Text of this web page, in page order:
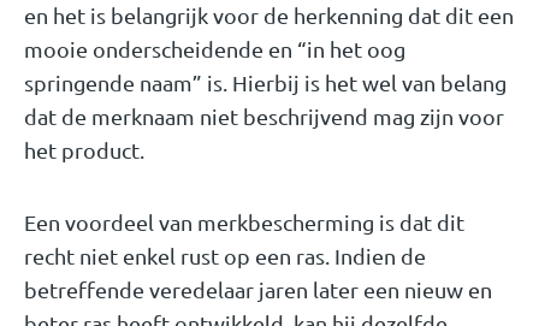
en het is belangrijk voor de herkenning dat dit een
mooie onderscheidende en “in het oog
springende naam” is. Hierbij is het wel van belang
dat de merknaam niet beschrijvend mag zijn voor
het product.
Een voordeel van merkbescherming is dat dit
recht niet enkel rust op een ras. Indien de
betreffende veredelaar jaren later een nieuw en